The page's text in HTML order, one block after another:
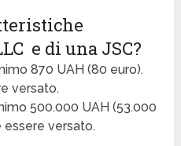
e di una JSC?
870 UAH (80 euro).
versato.
500.000 UAH (53.000
essere versato.